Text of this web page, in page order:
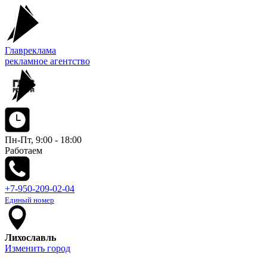
Главреклама
рекламное агентство
Пн-Пт, 9:00 - 18:00
Работаем
+7-950-209-02-04
Единый номер
Лихославль
Изменить город